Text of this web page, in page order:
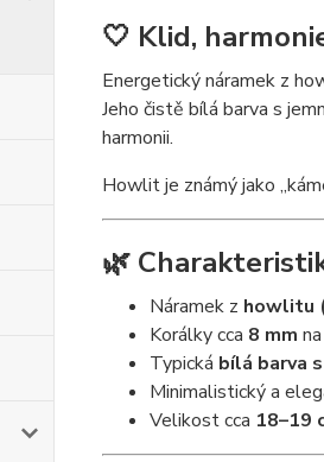
🤍 Klid,
Energetický náramek z
Jeho čistě bílá barva s
harmonii.
Howlit je známý jako
🌿
Náramek z howlitu
Korálky cca 8 mm
Typická bílá barva
Minimalistický a
Velikost cca 18–19